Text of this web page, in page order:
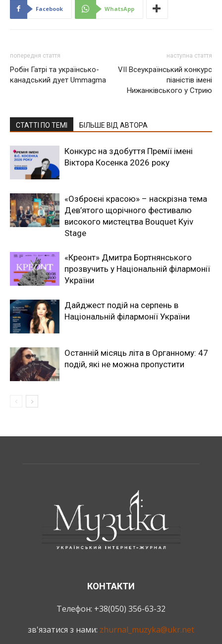
Facebook WhatsApp
попередня стаття
Робін Гатрі та українсько-
канадський дует Ummagma
наступна стаття
VII Всеукраїнський конкурс
піаністів імені
Нижанківського у Стрию
СТАТТІ ПО ТЕМІ БІЛЬШЕ ВІД АВТОРА
Конкурс на здобуття Премії імені
Віктора Косенка 2026 року
«Озброєні красою» – наскрізна тема
Дев’ятого щорічного фестивалю
високого мистецтва Bouquet Kyiv
Stage
«Креонт» Дмитра Бортнянського
прозвучить у Національній філармонії
України
Дайджест подій на серпень в
Національній філармонії України
Останній місяць літа в Органному: 47
подій, які не можна пропустити
КОНТАКТИ
Телефон: +38(050) 356-63-32
зв'язатися з нами: zhurnal_muzyka@ukr.net